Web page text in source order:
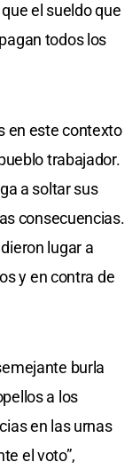
el sueldo que
todos los
en este contexto
trabajador.
a soltar sus
consecuencias.
lugar a
y en contra de
burla
a los
en las urnas
el voto”,